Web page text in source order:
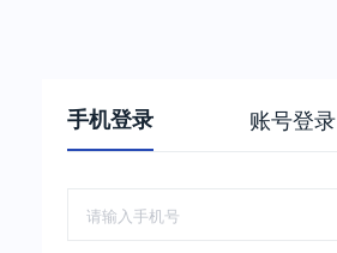
手机登录 账号登录